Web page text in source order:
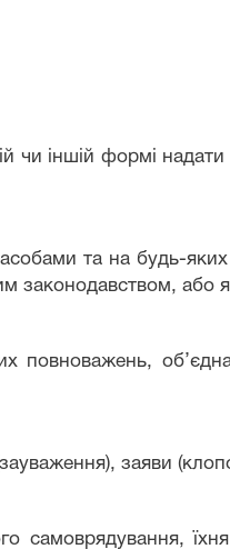
чи іншій формі
та на будь-
законодавством, або
повноважень,
заяви
самоврядування,